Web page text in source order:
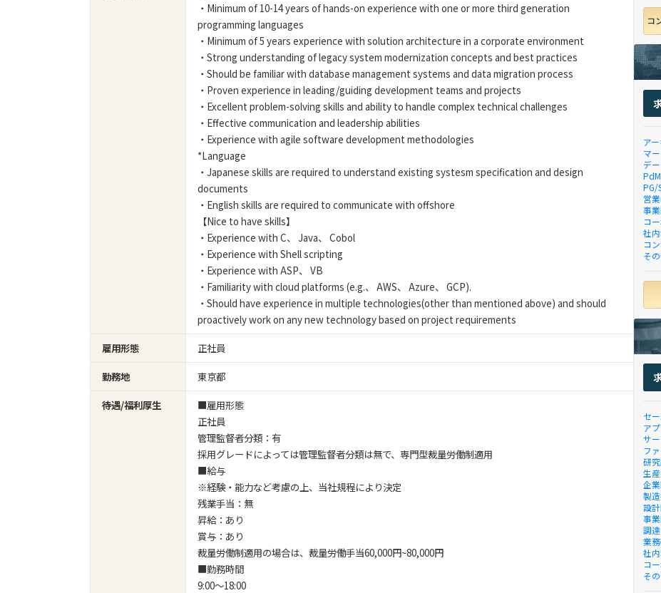
・Minimum of 10-14 years of hands-on experience with one or more third generation
programming languages
・Minimum of 5 years experience with solution architecture in a corporate environment
・Strong understanding of legacy system modernization concepts and best practices
・Should be familiar with database management systems and data migration process
・Proven experience in leading/guiding development teams and projects
・Excellent problem-solving skills and ability to handle complex technical challenges
・Effective communication and leadership abilities
・Experience with agile software development methodologies
*Language
・Japanese skills are required to understand existing systesm specification and design
documents
・English skills are required to communicate with offshore
【Nice to have skills】
・Experience with C、 Java、 Cobol
・Experience with Shell scripting
・Experience with ASP、 VB
・Familiarity with cloud platforms (e.g.、 AWS、 Azure、 GCP).
・Should have experience in multiple technologies(other than mentioned above) and should
proactively work on any new technology based on project requirements
雇用形態
正社員
勤務地
東京都
待遇/福利厚生
■雇用形態
正社員
管理監督者分類：有
採用グレードによっては管理監督者分類は無で、専門型裁量労働制適用
■給与
※経験・能力など考慮の上、当社規程により決定
残業手当：無
昇給：あり
賞与：あり
裁量労働制適用の場合は、裁量労働手当60,000円~80,000円
■勤務時間
9:00～18:00
コ
ア
マ
デ
PG/
営
事
コ
社内
コ
そ
セ
ア
サ
フ
研
生
企
製
設
事
調
業
社内
コ
そ